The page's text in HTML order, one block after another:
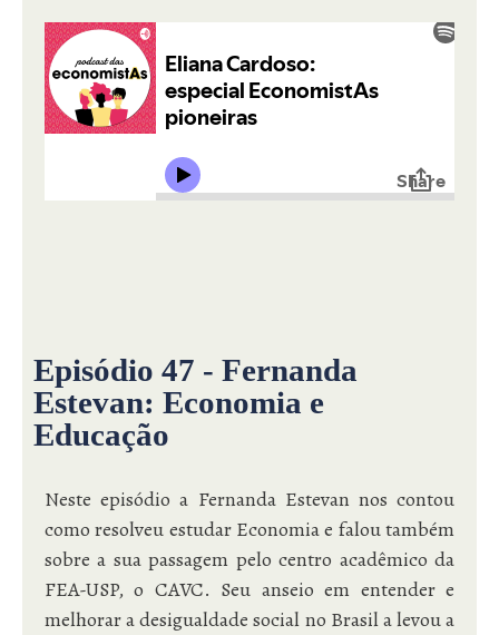
Episódio 47 - Fernanda
Estevan: Economia e
Educação
Neste episódio a Fernanda Estevan nos contou
como resolveu estudar Economia e falou também
sobre a sua passagem pelo centro acadêmico da
FEA-USP, o CAVC. Seu anseio em entender e
melhorar a desigualdade social no Brasil a levou a